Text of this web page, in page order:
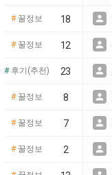
#꿀정보 18 
#꿀정보 12 
#후기(추천) 23 
#꿀정보 8 
#꿀정보 7 
#꿀정보 2 